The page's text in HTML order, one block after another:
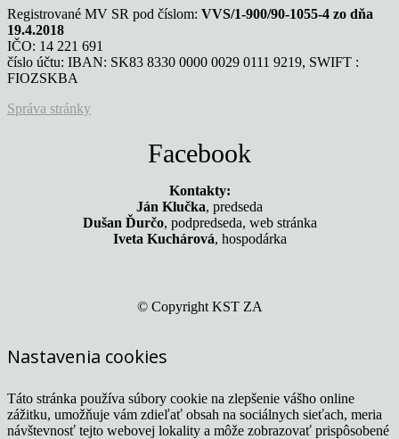
Registrované MV SR pod číslom: VVS/1-900/90-1055-4 zo dňa
19.4.2018
IČO: 14 221 691
číslo účtu: IBAN: SK83 8330 0000 0029 0111 9219, SWIFT :
FIOZSKBA
Správa stránky
Facebook
Kontakty:
Ján Klučka, predseda
Dušan Ďurčo, podpredseda, web stránka
Iveta Kuchárová, hospodárka
© Copyright KST ZA
Nastavenia cookies
Táto stránka používa súbory cookie na zlepšenie vášho online
zážitku, umožňuje vám zdieľať obsah na sociálnych sieťach, meria
návštevnosť tejto webovej lokality a môže zobrazovať prispôsobené